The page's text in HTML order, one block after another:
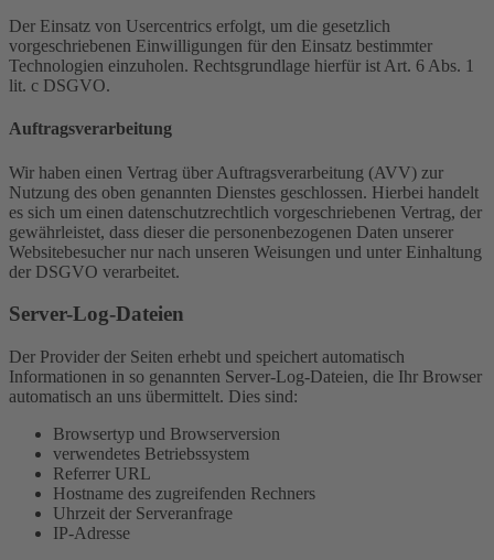
Der Einsatz von Usercentrics erfolgt, um die gesetzlich
vorgeschriebenen Einwilligungen für den Einsatz bestimmter
Technologien einzuholen. Rechtsgrundlage hierfür ist Art. 6 Abs. 1
lit. c DSGVO.
Auftragsverarbeitung
Wir haben einen Vertrag über Auftragsverarbeitung (AVV) zur
Nutzung des oben genannten Dienstes geschlossen. Hierbei handelt
es sich um einen datenschutzrechtlich vorgeschriebenen Vertrag, der
gewährleistet, dass dieser die personenbezogenen Daten unserer
Websitebesucher nur nach unseren Weisungen und unter Einhaltung
der DSGVO verarbeitet.
Server-Log-Dateien
Der Provider der Seiten erhebt und speichert automatisch
Informationen in so genannten Server-Log-Dateien, die Ihr Browser
automatisch an uns übermittelt. Dies sind:
Browsertyp und Browserversion
verwendetes Betriebssystem
Referrer URL
Hostname des zugreifenden Rechners
Uhrzeit der Serveranfrage
IP-Adresse